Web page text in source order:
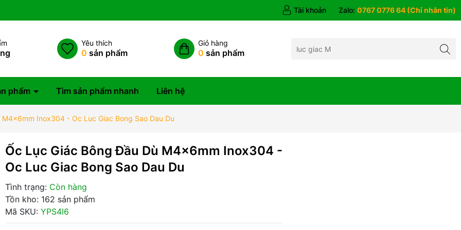
Tài khoản Zalo: 0767 0776 64 (Chỉ nhắn tin)
Yêu thích
0 sản phẩm
Giỏ hàng
0 sản phẩm
phẩm Tìm sản phẩm nhanh Liên hệ
Inox304 - Oc Luc Giac Bong Sao Dau Du
Ốc Lục Giác Bông Đầu Dù M4x6mm Inox304 -
Oc Luc Giac Bong Sao Dau Du
Tình trạng: Còn hàng
Tồn kho: 162 sản phẩm
Mã SKU: YPS4I6